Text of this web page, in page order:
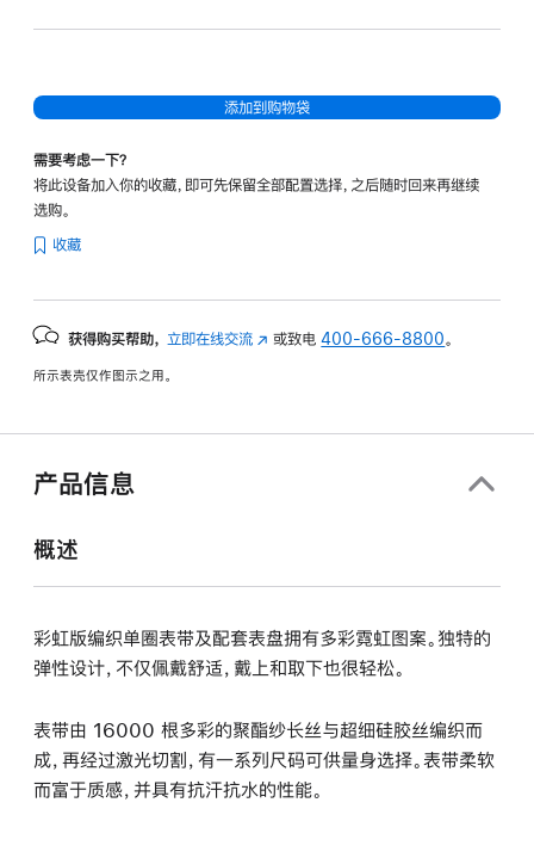
添加到购物袋
需要考虑一下？
将此设备加入你的收藏，即可先保留全部配置选择，之后随时回来再继续
选购。
收藏
获得购买帮助， 立即在线交流 (在
中
或致电400-666-8800 。
所示表壳仅作图示之用。
产品信息
概述
彩虹版编织单圈表带及配套表盘拥有多彩霓虹图案。独特的
弹性设计，不仅佩戴舒适，戴上和取下也很轻松。
表带由 16000 根多彩的聚酯纱长丝与超细硅胶丝编织而
成，再经过激光切割，有一系列尺码可供量身选择。表带柔软
而富于质感，并具有抗汗抗水的性能。